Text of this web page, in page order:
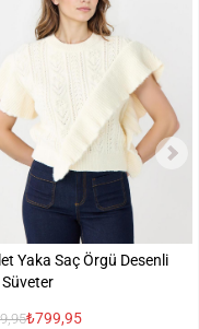
Yaka Saç Örgü Desenli
₺799,95